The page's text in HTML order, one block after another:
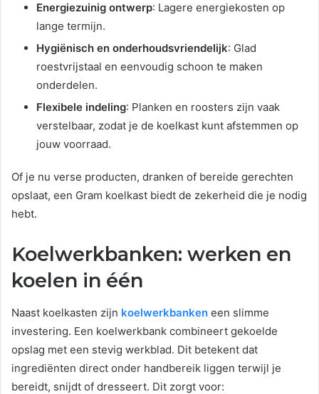
Energiezuinig ontwerp: Lagere energiekosten op
lange termijn.
Hygiënisch en onderhoudsvriendelijk: Glad
roestvrijstaal en eenvoudig schoon te maken
onderdelen.
Flexibele indeling: Planken en roosters zijn vaak
verstelbaar, zodat je de koelkast kunt afstemmen op
jouw voorraad.
Of je nu verse producten, dranken of bereide gerechten
opslaat, een Gram koelkast biedt de zekerheid die je nodig
hebt.
Koelwerkbanken: werken en
koelen in één
Naast koelkasten zijn koelwerkbanken een slimme
investering. Een koelwerkbank combineert gekoelde
opslag met een stevig werkblad. Dit betekent dat
ingrediënten direct onder handbereik liggen terwijl je
bereidt, snijdt of dresseert. Dit zorgt voor: